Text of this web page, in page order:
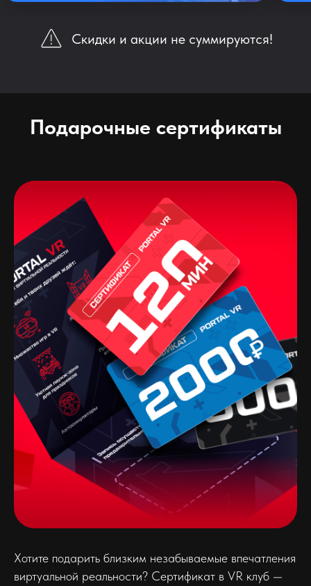
Скидки и акции не суммируются!
Подарочные сертификаты
Хотите подарить близким незабываемые впечатления
виртуальной реальности? Сертификат в VR клуб —